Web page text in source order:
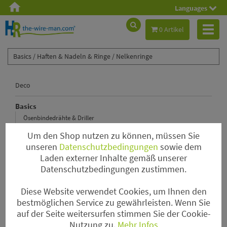
Languages
0 Artikel
Basics / Haften & Nadeln & Ringe / Nelkenringe
Deco
Basics
Ösenbindedrähte & Driller
Steckdraht
Wickeldraht & Drahtspinne
Tape & Kleber & Bindebast & Spray
Kenzane & Pinholder & Steckschaum & Kerzenhalter
Haften & Nadeln & Ringe
Myrtendraht
Gitterkörbchen & Gitterrollen
Um den Shop nutzen zu können, müssen Sie
unseren Datenschutzbedingungen sowie dem
Laden externer Inhalte gemäß unserer
Datenschutzbedingungen zustimmen.
Diese Website verwendet Cookies, um Ihnen den
bestmöglichen Service zu gewährleisten. Wenn Sie
auf der Seite weitersurfen stimmen Sie der Cookie-